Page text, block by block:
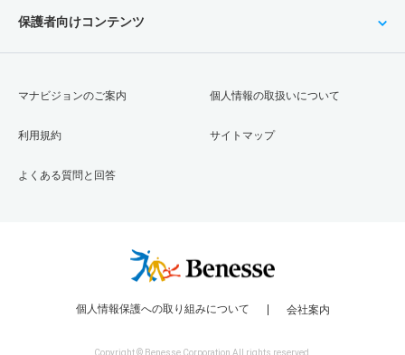
保護者向けコンテンツ
マナビジョンのご案内
利用規約
よくある質問と回答
個人情報の取扱いについて
サイトマップ
個人情報保護への取り組みについて 会社案内